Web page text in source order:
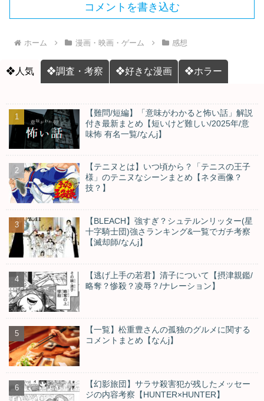
コメントを書き込む
ホーム 漫画・映画・ゲーム 感想
❖人気 ❖調査・考察 ❖好きな漫画 ❖ホラー
【難問/短編】「意味がわかると怖い話」解説
付き最新まとめ【短いけど難しい/2025年/意
味怖 有名一覧/なんj】
【テニヌとは】いつ頃から？「テニスの王子
様」のテニヌなシーンまとめ【ネタ画像？
技？】
【BLEACH】強すぎ？シュテルンリッター(星
十字騎士団)強さランキング&一覧でガチ考察
【滅却師/なんj】
【逃げ上手の若君】清子について【摂津親鑑/
略奪？惨殺？凌辱？/ナレーション】
【一覧】松重豊さんの孤独のグルメに関する
コメントまとめ【なんj】
【幻影旅団】サラサ殺害犯が残したメッセー
ジの内容考察【HUNTER×HUNTER】